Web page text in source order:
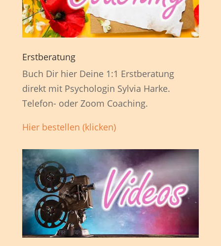
Erstberatung
Buch Dir hier Deine 1:1 Erstberatung
direkt mit Psychologin Sylvia Harke.
Telefon- oder Zoom Coaching.
Hier bestellen (klicken)